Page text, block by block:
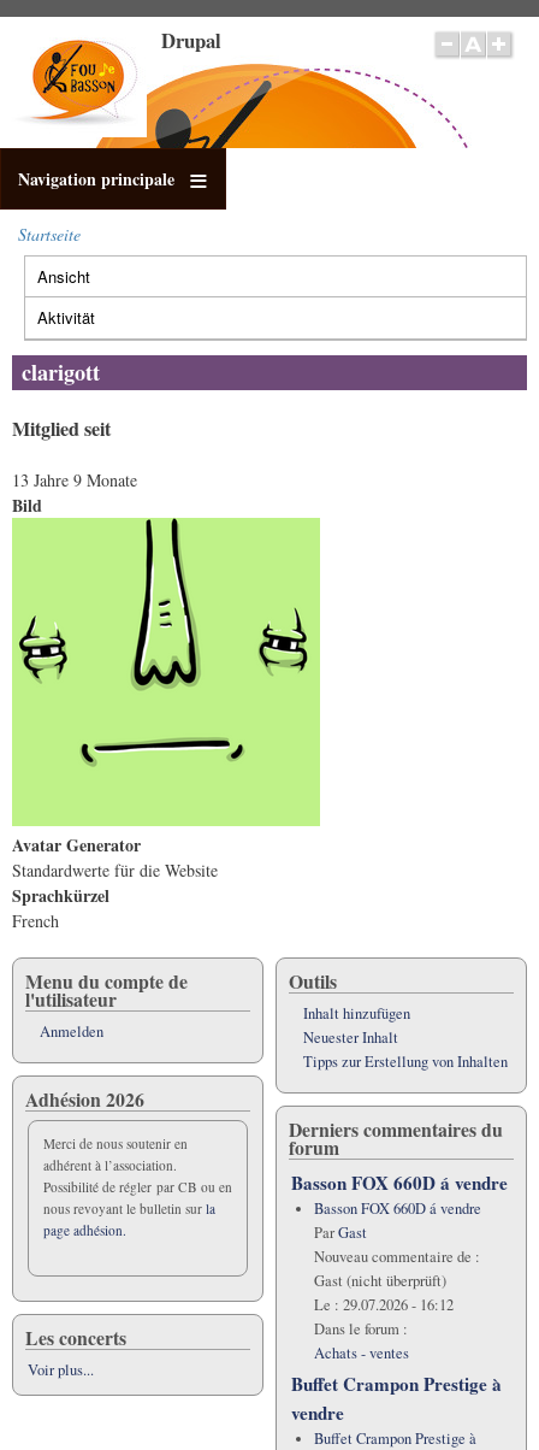
Inhalt
Drupal
Navigation principale
Pfadnavigation
Startseite
Primäre
Reiter
Ansicht
Reiter)
Aktivität
clarigott
Mitglied seit
13 Jahre 9 Monate
Bild
Avatar Generator
Standardwerte für die Website
Sprachkürzel
French
Menu du compte de
l'utilisateur
Anmelden
Adhésion 2026
Merci de nous soutenir en
adhérent à l’association.
Possibilité de régler par CB ou en
nous revoyant le bulletin sur la
page adhésion.
Les concerts
Voir plus...
Outils
Inhalt hinzufügen
Neuester Inhalt
Tipps zur Erstellung von Inhalten
Derniers commentaires du
forum
Basson FOX 660D á vendre
Basson FOX 660D á vendre
ParGast
Nouveau commentaire de :
Gast (nicht überprüft)
Le : 29.07.2026 - 16:12
Dans le forum :
Achats - ventes
Buffet Crampon Prestige à
vendre
Buffet Crampon Prestige à